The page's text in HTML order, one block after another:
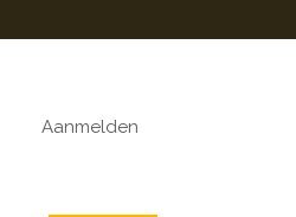
Aanmelden